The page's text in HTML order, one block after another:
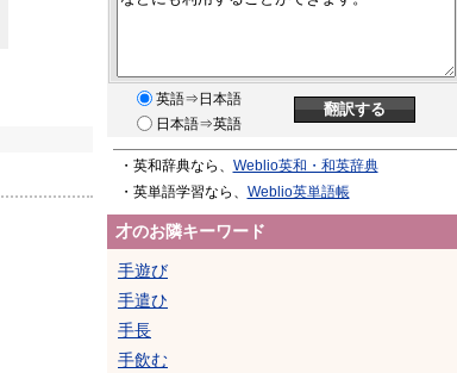
英語⇒日本語
日本語⇒英語
・英和辞典なら、 Weblio英和・和英辞典
・英単語学習なら、 Weblio英単語帳
才のお隣キーワード
手遊び
手遣ひ
手長
手飲む